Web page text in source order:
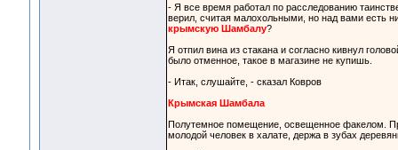
- Я все время работал по расследованию
верил, считая малохольными, но над вами есть
крымскую Шамбалу?
Я отпил вина из стакана и согласно кивнул
было отменное, такое в магазине не купишь.
- Итак, слушайте, - сказал Ковров
Крымская Шамбала
Полутемное помещение, освещенное факелом.
молодой человек в халате, держа в зубах